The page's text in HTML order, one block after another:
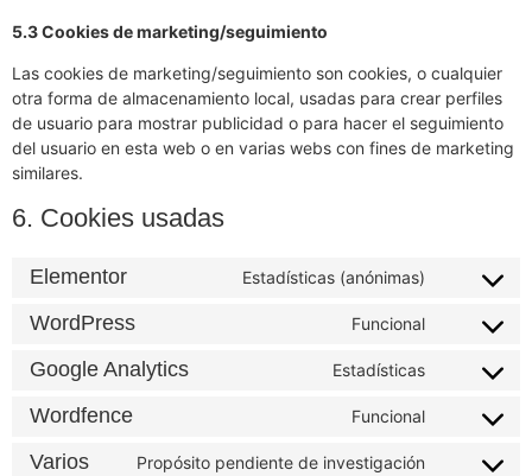
5.3 Cookies de marketing/seguimiento
Las cookies de marketing/seguimiento son cookies, o cualquier
otra forma de almacenamiento local, usadas para crear perfiles
de usuario para mostrar publicidad o para hacer el seguimiento
del usuario en esta web o en varias webs con fines de marketing
similares.
6. Cookies usadas
Elementor Estadísticas (anónimas)
WordPress Funcional
Google Analytics Estadísticas
Wordfence Funcional
Varios Propósito pendiente de investigación